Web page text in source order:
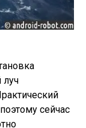
луч
сейчас